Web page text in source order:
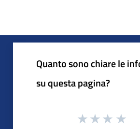
Quanto sono chiare le
su questa pagina?